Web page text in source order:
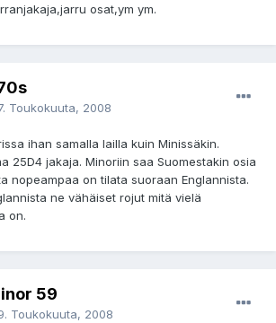
osat,ym ym.
Toukokuuta, 2008
ihan samalla lailla kuin Minissäkin.
25D4 jakaja. Minoriin saa Suomestakin osia
nopeampaa on tilata suoraan Englannista.
ne vähäiset rojut mitä vielä
on.
59
Toukokuuta, 2008